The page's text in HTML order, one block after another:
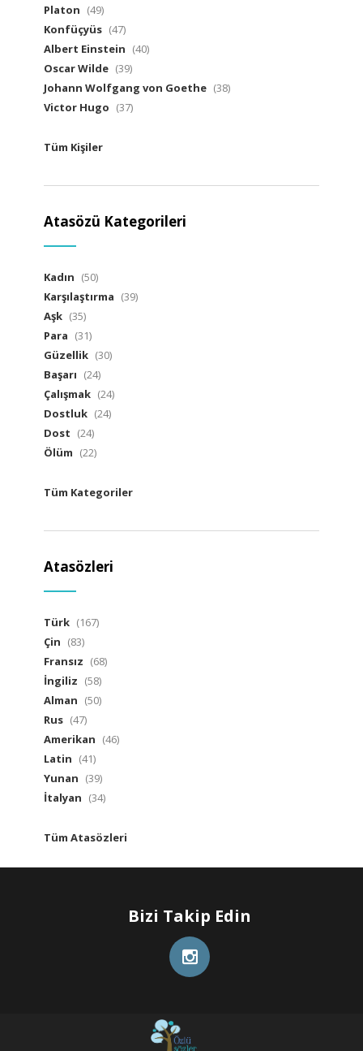
Platon (49)
Konfüçyüs (47)
Albert Einstein (40)
Oscar Wilde (39)
Johann Wolfgang von Goethe (38)
Victor Hugo (37)
Tüm Kişiler
Atasözü Kategorileri
Kadın (50)
Karşılaştırma (39)
Aşk (35)
Para (31)
Güzellik (30)
Başarı (24)
Çalışmak (24)
Dostluk (24)
Dost (24)
Ölüm (22)
Tüm Kategoriler
Atasözleri
Türk (167)
Çin (83)
Fransız (68)
İngiliz (58)
Alman (50)
Rus (47)
Amerikan (46)
Latin (41)
Yunan (39)
İtalyan (34)
Tüm Atasözleri
Bizi Takip Edin